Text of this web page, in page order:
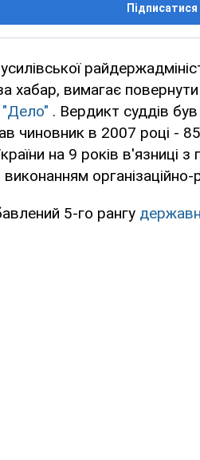
Підписатися
хабар, вимагає
"Дело" . Вердикт суддів
чиновник в 2007 році -
на 9 років в'язниці
5-го рангу